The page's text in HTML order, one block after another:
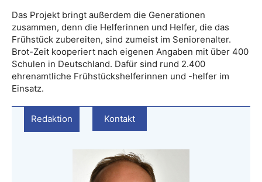
Das Projekt bringt außerdem die Generationen
zusammen, denn die Helferinnen und Helfer, die das
Frühstück zubereiten, sind zumeist im Seniorenalter.
Brot-Zeit kooperiert nach eigenen Angaben mit über 400
Schulen in Deutschland. Dafür sind rund 2.400
ehrenamtliche Frühstückshelferinnen und -helfer im
Einsatz.
Redaktion Kontakt